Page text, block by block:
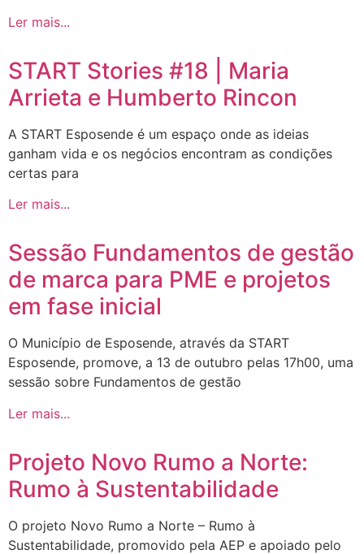
Ler mais...
START Stories #18 | Maria
Arrieta e Humberto Rincon
A START Esposende é um espaço onde as ideias
ganham vida e os negócios encontram as condições
certas para
Ler mais...
Sessão Fundamentos de gestão
de marca para PME e projetos
em fase inicial
O Município de Esposende, através da START
Esposende, promove, a 13 de outubro pelas 17h00, uma
sessão sobre Fundamentos de gestão
Ler mais...
Projeto Novo Rumo a Norte:
Rumo à Sustentabilidade
O projeto Novo Rumo a Norte – Rumo à
Sustentabilidade, promovido pela AEP e apoiado pelo